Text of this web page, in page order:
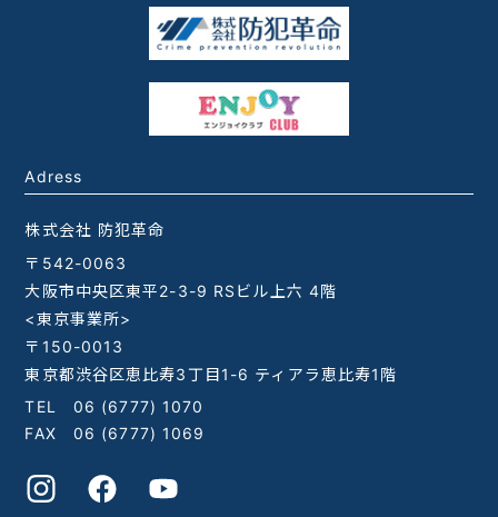
Adress
株式会社 防犯革命
〒542-0063
大阪市中央区東平2-3-9 RSビル上六 4階
<東京事業所>
〒150-0013
東京都渋谷区恵比寿3丁目1-6 ティアラ恵比寿1階
TEL 06 (6777) 1070
FAX 06 (6777) 1069